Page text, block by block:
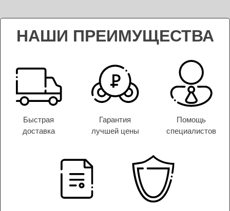
НАШИ ПРЕИМУЩЕСТВА
Быстрая
доставка
Гарантия
лучшей цены
Помощь
специалистов